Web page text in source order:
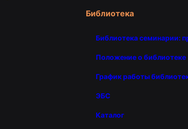
Библиотека
Библиотека семинарии:
Положение о библиотеке
График работы
ЭБС
Каталог